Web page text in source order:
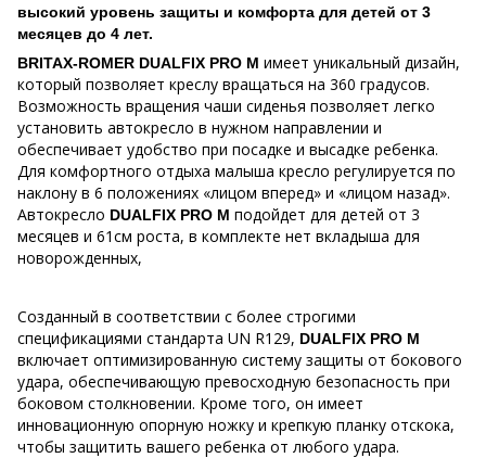
высокий уровень защиты и комфорта для детей от 3
месяцев до 4 лет.
BRITAX-ROMER DUALFIX PRO M имеет уникальный дизайн,
который позволяет креслу вращаться на 360 градусов.
Возможность вращения чаши сиденья позволяет легко
установить автокресло в нужном направлении и
обеспечивает удобство при посадке и высадке ребенка.
Для комфортного отдыха малыша кресло регулируется по
наклону в 6 положениях «лицом вперед» и «лицом назад».
Автокресло DUALFIX PRO M подойдет для детей от 3
месяцев и 61см роста, в комплекте нет вкладыша для
новорожденных,
Созданный в соответствии с более строгими
спецификациями стандарта UN R129, DUALFIX PRO M
включает оптимизированную систему защиты от бокового
удара, обеспечивающую превосходную безопасность при
боковом столкновении. Кроме того, он имеет
инновационную опорную ножку и крепкую планку отскока,
чтобы защитить вашего ребенка от любого удара.